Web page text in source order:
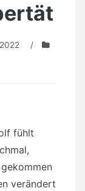
/
fühlt
verändert